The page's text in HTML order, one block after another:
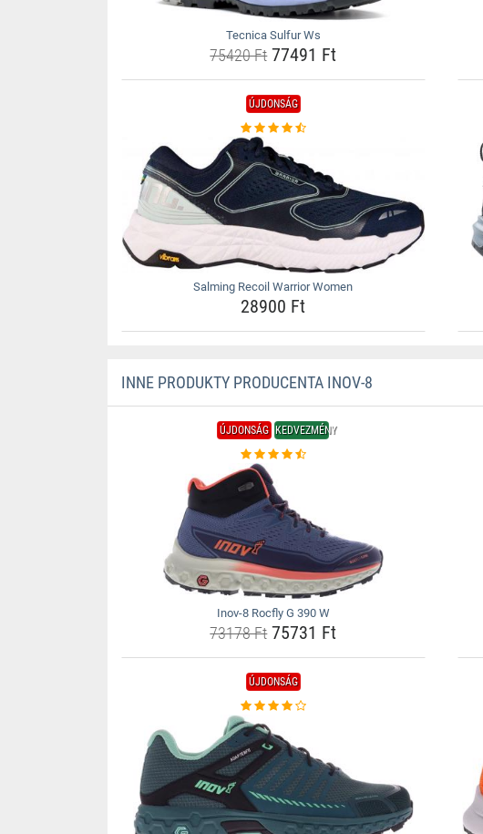
Tecnica Sulfur Ws
75420 Ft77491 Ft
ÚJDONSÁG
Salming Recoil Warrior Women
28900 Ft
INNE PRODUKTY PRODUCENTA INOV-8
ÚJDONSÁG KEDVEZMÉNY
Inov-8 Rocfly G 390 W
73178 Ft75731 Ft
ÚJDONSÁG